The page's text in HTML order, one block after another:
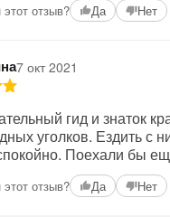
отзыв? Да Нет
7 окт 2021
гид и знаток
уголков. Ездить с
Поехали бы
отзыв? Да Нет